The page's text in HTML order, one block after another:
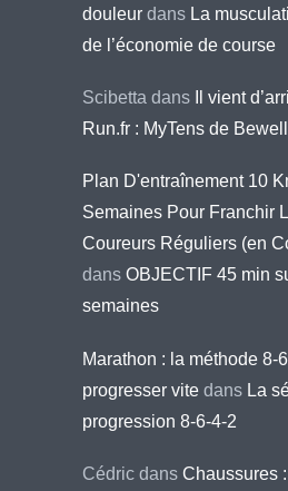
douleur dans La
de l’économie de course
Scibetta dans
Il vient
Run.fr : MyTens de
Plan D'entraînement 10
Semaines Pour Franchir
Coureurs Réguliers (en
dans OBJECTIF 45 min
semaines
Marathon : la méthode 8-
progresser vite dans La
progression 8-6-4-2
Cédric dans Chaussures